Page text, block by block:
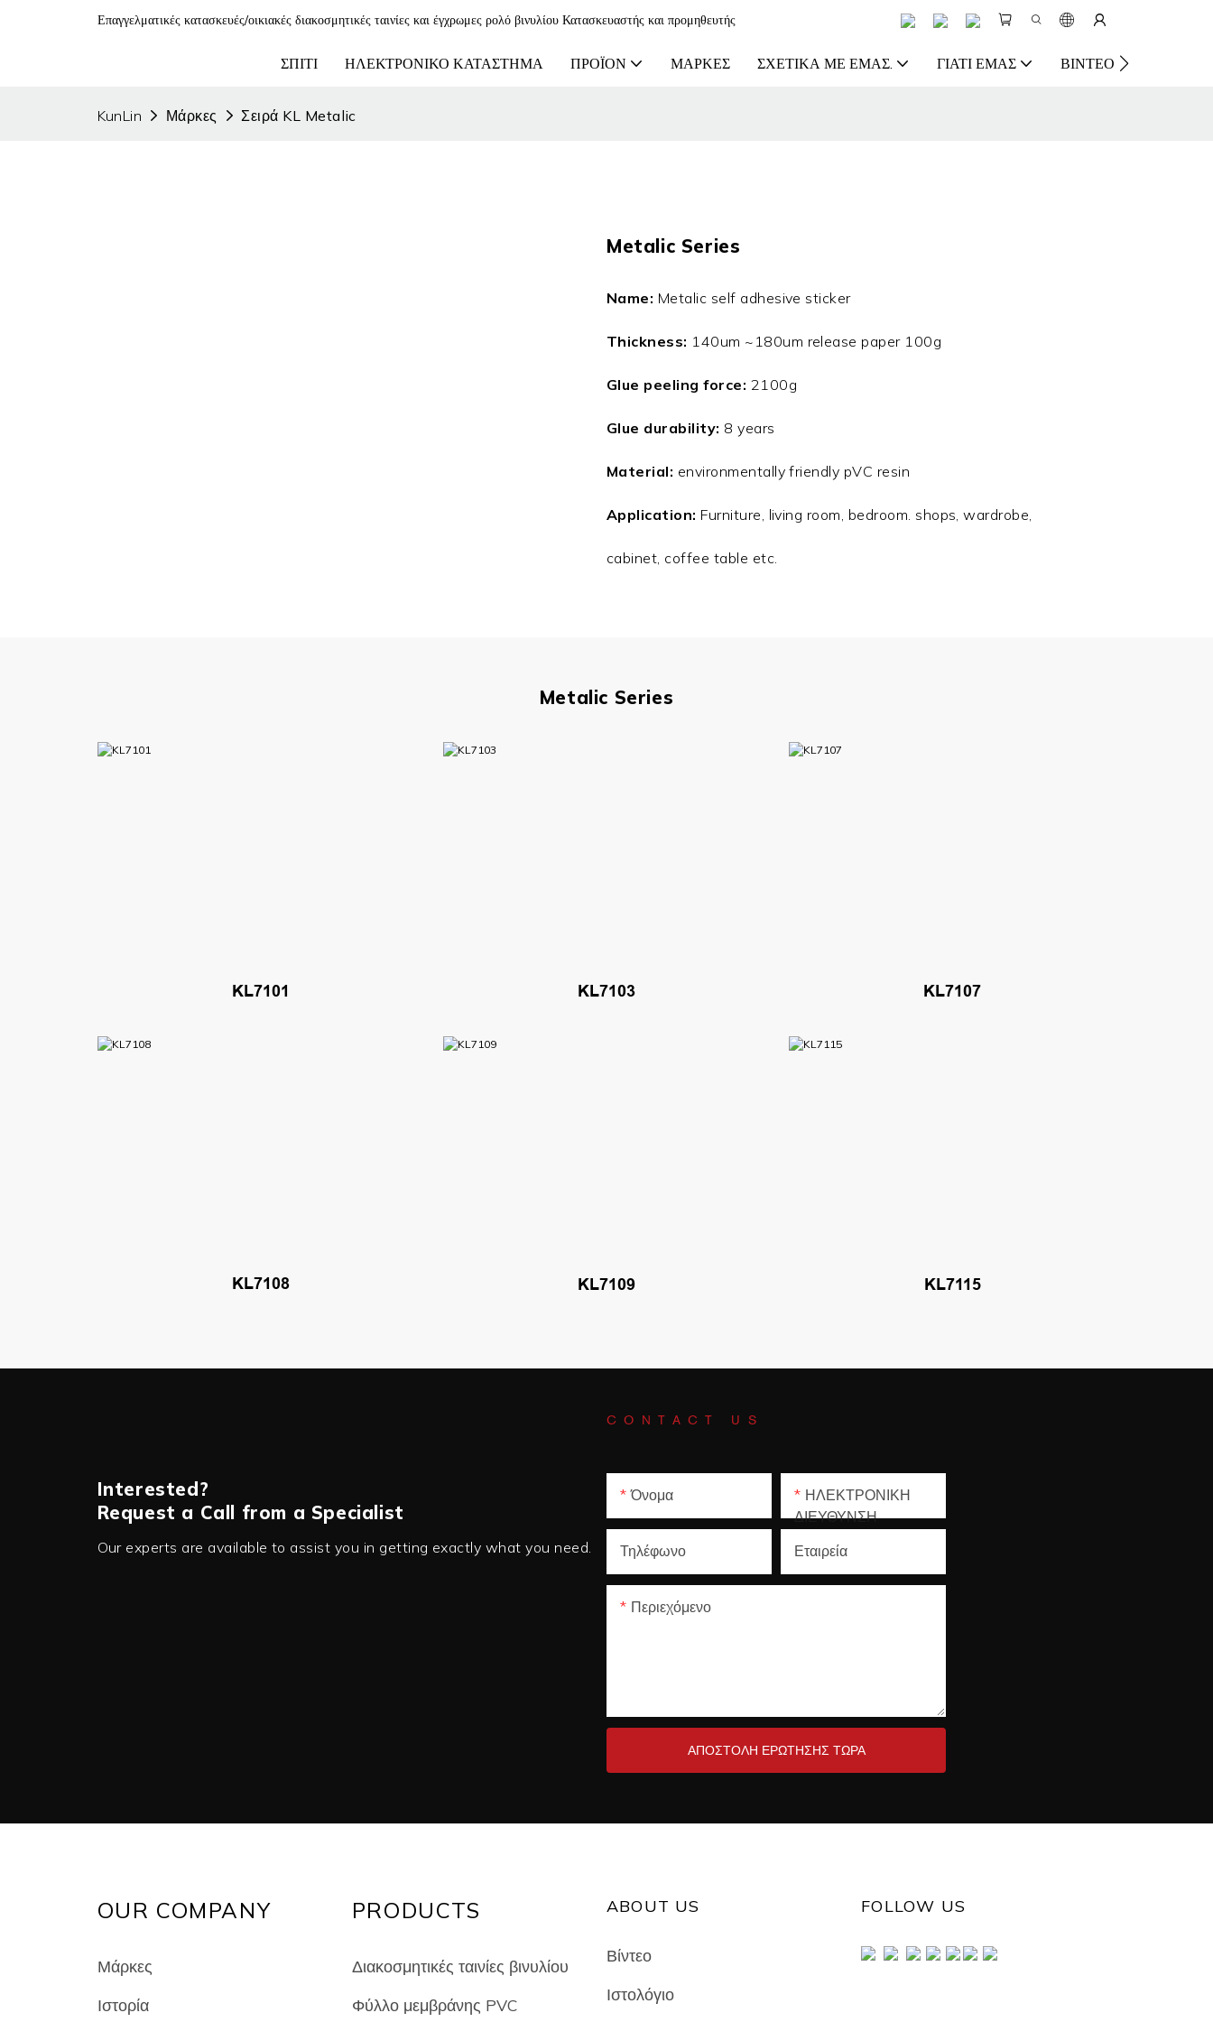
Επαγγελματικές κατασκευές/οικιακές διακοσμητικές ταινίες και έγχρωμες ρολό βινυλίου Κατασκευαστής και προμηθευτής
ΣΠΊΤΙ ΗΛΕΚΤΡΟΝΙΚΌ ΚΑΤΆΣΤΗΜΑ ΠΡΟΪΌΝ ΜΆΡΚΕΣ ΣΧΕΤΙΚΆ ΜΕ ΕΜΆΣ. ΓΙΑΤΊ ΕΜΆΣ ΒΊΝΤΕΟ
KunLin Μάρκες Σειρά KL Metalic
Metalic Series
Name: Metalic self adhesive sticker
Thickness: 140um ~180um release paper 100g
Glue peeling force: 2100g
Glue durability: 8 years
Material: environmentally friendly pVC resin
Application: Furniture, living room, bedroom. shops, wardrobe,
cabinet, coffee table etc.
Metalic Series
KL7101 KL7103 KL7107
KL7108 KL7109 KL7115
Interested?
Request a Call from a Specialist
Our experts are available to assist you in getting exactly what you need.
CONTACT US
Όνομα
ΗΛΕΚΤΡΟΝΙΚΗ
ΔΙΕΥΘΥΝΣΗ
Τηλέφωνο
Εταιρεία
Περιεχόμενο
ΑΠΟΣΤΟΛΉ ΕΡΏΤΗΣΗΣ ΤΏΡΑ
OUR COMPANY
Μάρκες
Ιστορία
PRODUCTS
Διακοσμητικές ταινίες βινυλίου
Φύλλο μεμβράνης PVC
ABOUT US
Βίντεο
Ιστολόγιο
FOLLOW US